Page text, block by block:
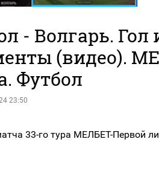
- Волгарь.
(видео).
Футбол
23:50
33-го тура МЕЛБЕТ-Первой